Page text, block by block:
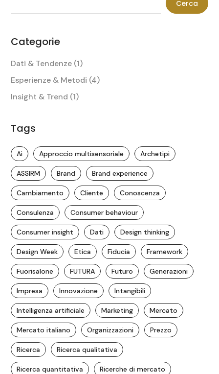
Cerca
Categorie
Dati & Tendenze (1)
Esperienze & Metodi (4)
Insight & Trend (1)
Tags
Ai Approccio multisensoriale Archetipi
ASSIRM Brand Brand experience
Cambiamento Cliente Conoscenza
Consulenza Consumer behaviour
Consumer insight Dati Design thinking
Design Week Etica Fiducia Framework
Fuorisalone FUTURA Futuro Generazioni
Impresa Innovazione Intangibili
Intelligenza artificiale Marketing Mercato
Mercato italiano Organizzazioni Prezzo
Ricerca Ricerca qualitativa
Ricerca quantitativa Ricerche di mercato